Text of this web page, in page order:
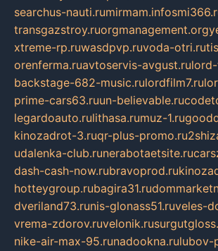
searchus-nauti.rumirmam.info
transgazstroy.ruorgmanagement.org
xtreme-rp.ruwasdpvp.ruvoda-otri.ru
orenferma.ruavtoservis-avgust.ru
backstage-682-music.rulordfilm7.ru
prime-cars63.ruun-believable.ru
legardoauto.rulithasa.rumuz-1.ru
kinozadrot-3.ruqr-plus-promo.ru
udalenka-club.runerabotaetsite.ru
dash-cash-now.rubravoprod.ru
hotteygroup.rubagira31.ru
dveriland73.runis-glonass51.ruveles-
vrema-zdorov.ruvelonik.ru
nike-air-max-95.runadookna.rulubov-